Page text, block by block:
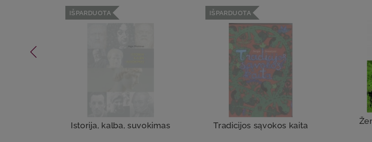
IŠPARDUOTA
Istorija, kalba, suvokimas
IŠPARDUOTA
Tradicijos sąvokos kaita